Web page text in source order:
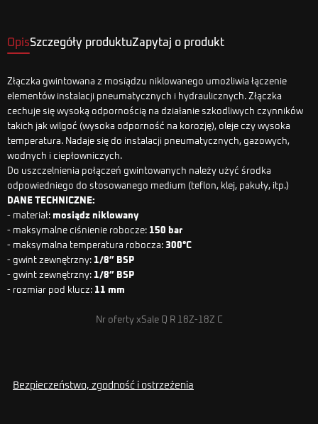
OpisSzczegóły produktuZapytaj o produkt
Złączka gwintowana z mosiądzu niklowanego umożliwia łączenie
elementów instalacji pneumatycznych i hydraulicznych. Złączka
cechuje się wysoką odpornością na działanie szkodliwych czynników
takich jak wilgoć (wysoka odporność na korozję), oleje czy wysoka
temperatura. Nadaje się do instalacji pneumatycznych, gazowych,
wodnych i ciepłowniczych.
Do uszczelnienia połączeń gwintowanych należy użyć środka
odpowiedniego do stosowanego medium (teflon, klej, pakuły, itp.)
DANE TECHNICZNE:
- materiał: mosiądz niklowany
- maksymalne ciśnienie robocze: 150 bar
- maksymalna temperatura robocza: 300°C
- gwint zewnętrzny: 1/8” BSP
- gwint zewnętrzny: 1/8” BSP
- rozmiar pod klucz: 11 mm
Nr oferty xSale Q R 18Z-18Z C
Bezpieczeństwo, zgodność i ostrzeżenia